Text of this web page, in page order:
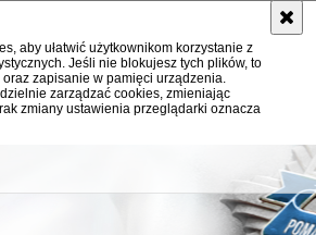
aby ułatwić użytkownikom korzystanie z
Jeśli nie blokujesz tych plików, to
zapisanie w pamięci urządzenia.
zarządzać cookies, zmieniając
zmiany ustawienia przeglądarki oznacza